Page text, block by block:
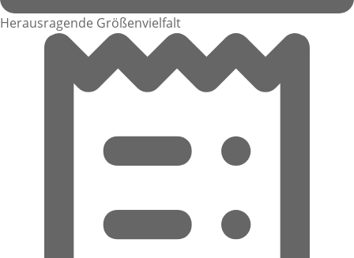
Herausragende Größenvielfalt